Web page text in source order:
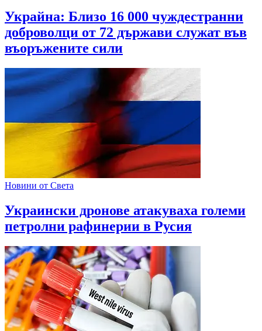
Украйна: Близо 16 000 чуждестранни
доброволци от 72 държави служат във
въоръжените сили
Новини от Света
Украински дронове атакуваха големи
петролни рафинерии в Русия